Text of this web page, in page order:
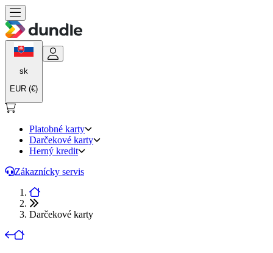
sk
EUR (€)
Platobné karty
Darčekové karty
Herný kredit
Zákaznícky servis
Darčekové karty